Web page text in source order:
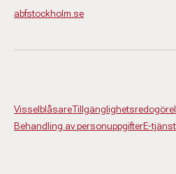
abfstockholm.se
Visselblåsare
Behandling av personuppgifterE-